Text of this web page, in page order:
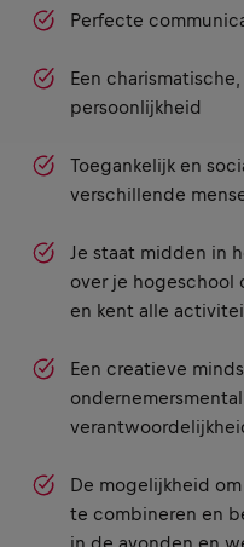
Perfecte
Een
persoonlijkheid
Toegankelijk en
verschillende
Je staat midden in
over je hogeschool
en kent alle
Een creatieve
De mogelijkheid
te combineren en
in de avonden en